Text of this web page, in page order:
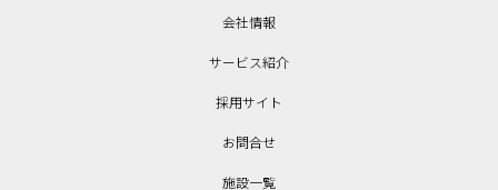
会社情報
サービス紹介
採用サイト
お問合せ
施設一覧